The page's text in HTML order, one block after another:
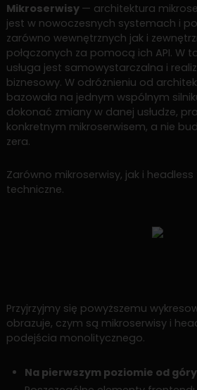
Mikroserwisy — architektura
jest w nowoczesnych systemach i
zarówno wewnętrznych jak i
połączonych za pomocą ich API. W
usługa jest samowystarczalna i
biznesowy. W odróżnieniu od
bazowała na jednym wspólnym
dokonać zmiany w danej usłudze,
konkretnym mikroserwisem, a nie
zera.
Zarówno mikroserwisy, jak i
techniczne.
Przyjrzyjmy się powyższemu
obrazuje, czym są mikroserwisy i
podejścia monolitycznego.
Na pierwszym poziomie od